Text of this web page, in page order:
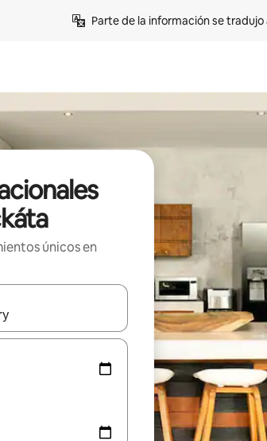
Parte de la información se
únicos en
navega con las teclas de flecha hacia